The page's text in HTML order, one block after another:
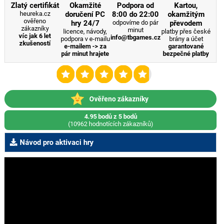
Zlatý certifikát
heureka.cz
ověřeno
zákazníky
víc jak 6 let
zkušeností
Okamžité
doručení PC
hry 24/7
licence, návody,
podpora v e-mailu
e-mailem -> za
pár minut hrajete
Podpora od
8:00 do 22:00
odpovíme do pár
minut
info@tbgames.cz
Kartou,
okamžitým
převodem
platby přes české
brány a účet
garantované
bezpečné platby
Ověřeno zákazníky
4.95 bodů z 5 bodů
(10962 hodnotících zákazníků)
Návod pro aktivaci hry